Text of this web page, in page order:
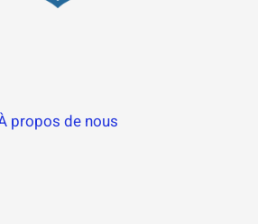
propos de nous